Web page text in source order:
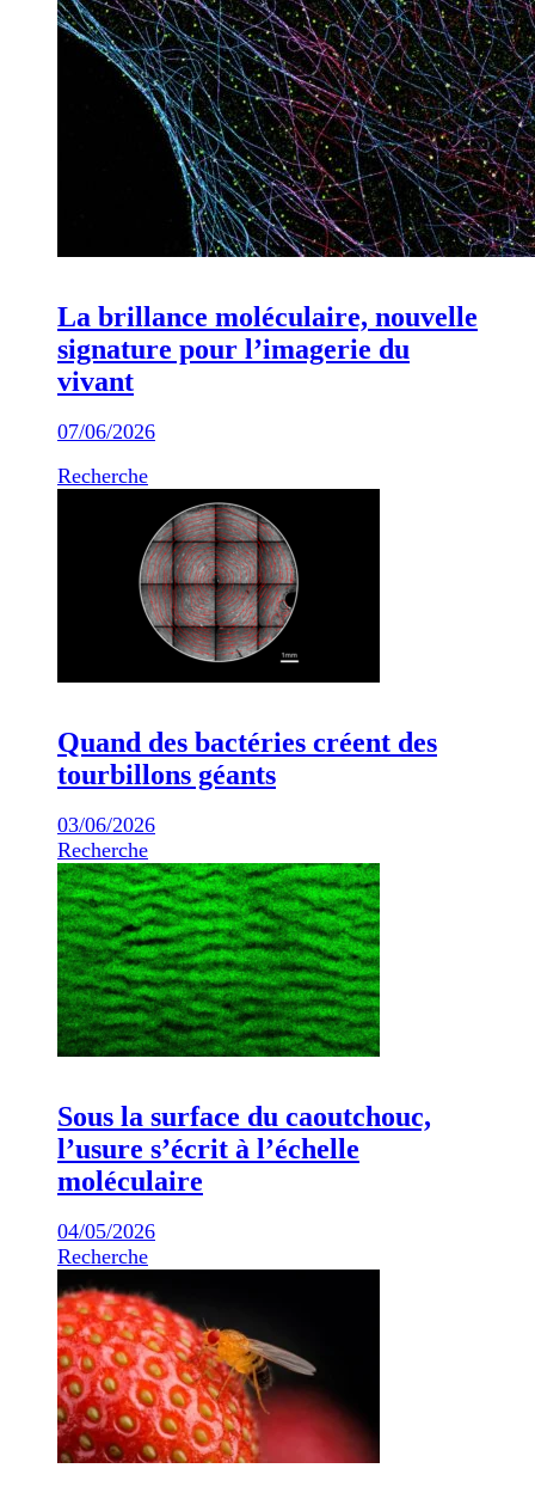
La brillance moléculaire, nouvelle
signature pour l’imagerie du
vivant
07/06/2026
Recherche
Quand des bactéries créent des
tourbillons géants
03/06/2026
Recherche
Sous la surface du caoutchouc,
l’usure s’écrit à l’échelle
moléculaire
04/05/2026
Recherche